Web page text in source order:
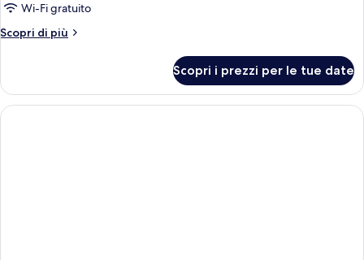
Wi-Fi gratuito
Scopri di più
Altri
Scopri i prezzi per le tue date